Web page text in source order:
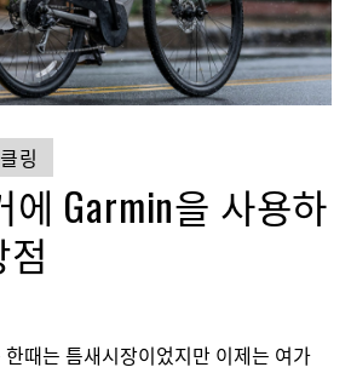
링
에 Garmin을 사용하
때는 틈새시장이었지만 이제는 여가